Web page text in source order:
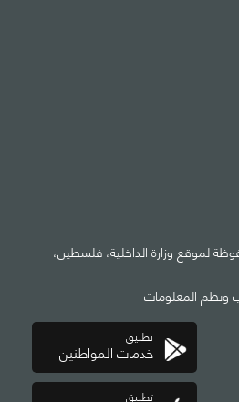
لموقع وزارة الداخلية، فلسطين،
ونظم المعلومات
تطبيق
خدمات المواطنين
تطبيق